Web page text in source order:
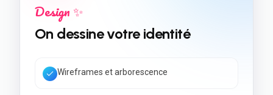
Développement 💻
On construit votre site
Code rapide & Core Web Vitals